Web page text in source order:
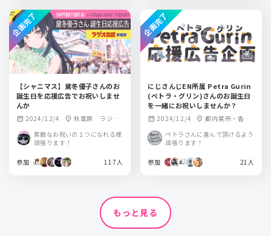
【シャニマス】黛冬優子さんのお
誕生日を応援広告でお祝いしませ
んか
calendar_month 2024/12/4 location_on 秋葉原 ラジオ
ン
素敵なお祝いの１つになれる様
頑張ります！
参加 117人
企画完了
にじさんじEN所属 Petra Gurin
(ペトラ・グリン)さんのお誕生日
を一緒にお祝いしませんか？
calendar_month 2024/12/4 location_on 都内某所・香川
ペトラさんに喜んで頂けるよう
頑張ります！
参加 21人
企画完了
もっと見る